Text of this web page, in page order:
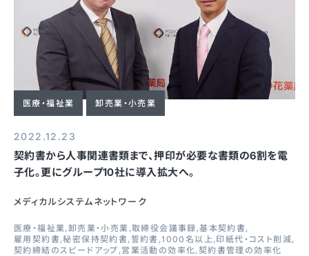
医療・福祉業 卸売業・小売業
2022.12.23
契約書から人事関連書類まで、押印が必要な書類の6割を電
子化。更にグループ10社に導入拡大へ。
メディカルシステムネットワーク
医療・福祉業 卸売業・小売業 取締役会議事録 基本契約書
雇用契約書 秘密保持契約書 誓約書 1000名以上 印紙代・コスト削減
契約締結のスピードアップ 営業活動の効率化 契約書管理の効率化